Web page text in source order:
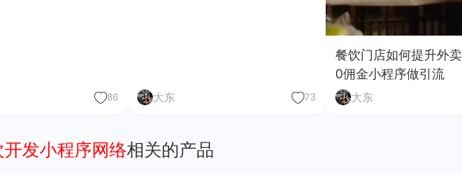
86 大东 73
餐饮门店如何提升外
0佣金小程序做引流
大东
发小程序网络相关的产品